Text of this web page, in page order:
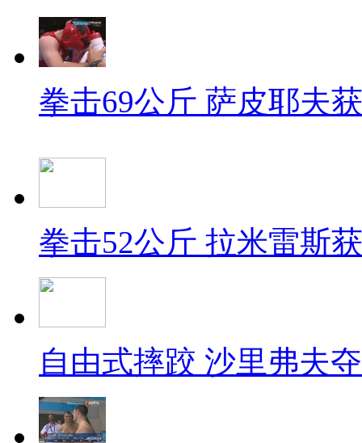
拳击69公斤 萨皮耶夫
拳击52公斤 拉米雷斯
自由式摔跤 沙里弗夫